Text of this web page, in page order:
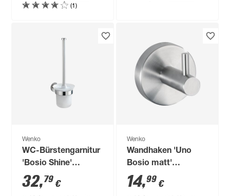
(1)
Wenko
WC-Bürstengarnitur
'Bosio Shine'
glänzend, mit
Wandhalterung
32,79 €
Wenko
Wandhaken 'Uno
Bosio matt'
Edelstahl rostfrei
14,99 €